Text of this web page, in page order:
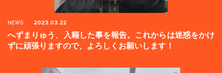
NEWS 2023.03.22
へずまりゅう、入籍した事を報告。これからは迷惑をかけ
ずに頑張りますので、よろしくお願いします！